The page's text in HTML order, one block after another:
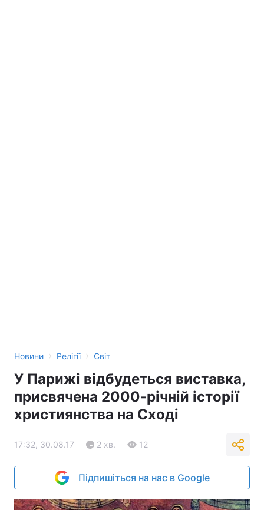
Новини › Релігії › Світ
У Парижі відбудеться виставка,
присвячена 2000-річній історії
християнства на Сході
17:32, 30.08.17 2 хв. 12
Підпишіться на нас в Google